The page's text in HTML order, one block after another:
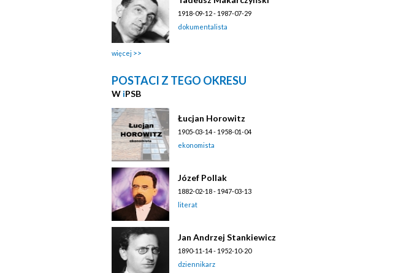
1918-09-12 - 1987-07-29
dokumentalista
więcej
POSTACI Z TEGO OKRESU
W iPSB
Łucjan Horowitz
1905-03-14 - 1958-01-04
ekonomista
Józef Pollak
1882-02-18 - 1947-03-13
literat
Jan Andrzej Stankiewicz
1890-11-14 - 1952-10-20
dziennikarz